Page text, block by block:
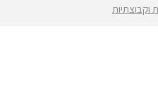
וקבוצתיות